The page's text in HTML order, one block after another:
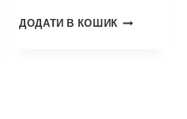
ДОДАТИ В КОШИК